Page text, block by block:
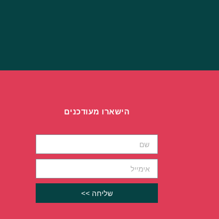
הישארו מעודכנים
שליחה >>